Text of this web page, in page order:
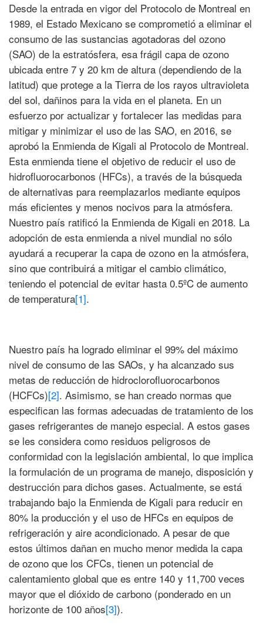
Desde la entrada en vigor del Protocolo de Montreal en
1989, el Estado Mexicano se comprometió a eliminar el
consumo de las sustancias agotadoras del ozono
(SAO) de la estratósfera, esa frágil capa de ozono
ubicada entre 7 y 20 km de altura (dependiendo de la
latitud) que protege a la Tierra de los rayos ultravioleta
del sol, dañinos para la vida en el planeta. En un
esfuerzo por actualizar y fortalecer las medidas para
mitigar y minimizar el uso de las SAO, en 2016, se
aprobó la Enmienda de Kigali al Protocolo de Montreal.
Esta enmienda tiene el objetivo de reducir el uso de
hidrofluorocarbonos (HFCs), a través de la búsqueda
de alternativas para reemplazarlos mediante equipos
más eficientes y menos nocivos para la atmósfera.
Nuestro país ratificó la Enmienda de Kigali en 2018. La
adopción de esta enmienda a nivel mundial no sólo
ayudará a recuperar la capa de ozono en la atmósfera,
sino que contribuirá a mitigar el cambio climático,
teniendo el potencial de evitar hasta 0.5ºC de aumento
de temperatura[1].
Nuestro país ha logrado eliminar el 99% del máximo
nivel de consumo de las SAOs, y ha alcanzado sus
metas de reducción de hidroclorofluorocarbonos
(HCFCs)[2]. Asimismo, se han creado normas que
especifican las formas adecuadas de tratamiento de los
gases refrigerantes de manejo especial. A estos gases
se les considera como residuos peligrosos de
conformidad con la legislación ambiental, lo que implica
la formulación de un programa de manejo, disposición y
destrucción para dichos gases. Actualmente, se está
trabajando bajo la Enmienda de Kigali para reducir en
80% la producción y el uso de HFCs en equipos de
refrigeración y aire acondicionado. A pesar de que
estos últimos dañan en mucho menor medida la capa
de ozono que los CFCs, tienen un potencial de
calentamiento global que es entre 140 y 11,700 veces
mayor que el dióxido de carbono (ponderado en un
horizonte de 100 años[3]).